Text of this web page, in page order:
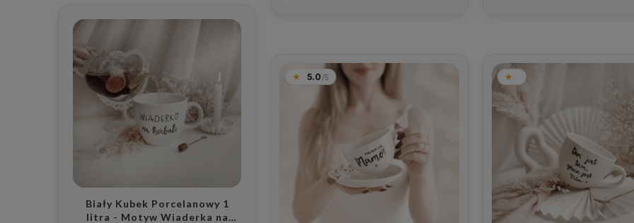
Biały Kubek Porcelanowy 1
litra - Motyw Wiaderka na
5.0